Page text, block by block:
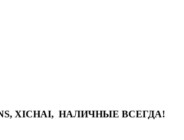
XICHAI, НАЛИЧНЫЕ ВСЕГДА!